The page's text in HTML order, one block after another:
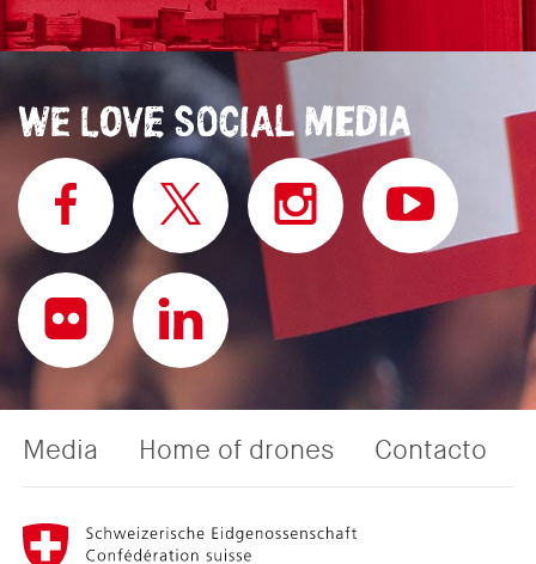
Media Home of drones Contacto